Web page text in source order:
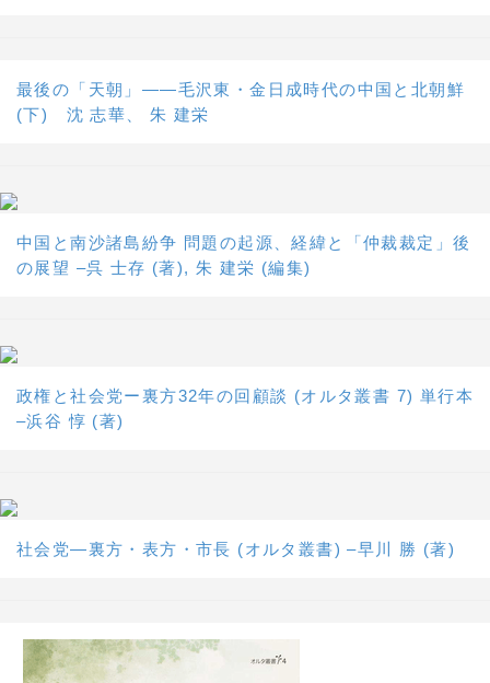
最後の「天朝」――毛沢東・金日成時代の中国と北朝鮮
(下) 沈 志華、 朱 建栄
中国と南沙諸島紛争 問題の起源、経緯と「仲裁裁定」後
の展望 –呉 士存 (著), 朱 建栄 (編集)
政権と社会党ー裏方32年の回顧談 (オルタ叢書 7) 単行本
–浜谷 惇 (著)
社会党―裏方・表方・市長 (オルタ叢書) –早川 勝 (著)